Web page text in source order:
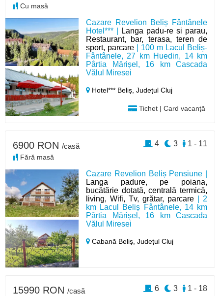
Cazare Revelion Beliș Fântânele
Hotel*** |
Langa padu-re si parau,
Restaurant, bar, terasa, teren de
sport, parcare | 100 m Lacul Beliș-
Fântânele, 27 km Huedin, 14 km
Pârtia Mărișel, 16 km Cascada
Vălul Miresei
Hotel*** Beliș,Județul Cluj
Tichet | Card vacanță
Cu masă
Cazare Revelion Beliș Pensiune |
Langa padure, pe poiana,
bucătărie dotată, centrală termică,
living, Wifi, Tv, grătar, parcare | 2
km Lacul Beliș Fântânele, 14 km
Pârtia Mărișel, 16 km Cascada
Vălul Miresei
Cabană Beliș,Județul Cluj
6900 RON /casă
Fără masă
1 - 11
3
4
15990 RON /casă 1 - 18
3
6